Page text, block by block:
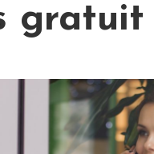
gratuit